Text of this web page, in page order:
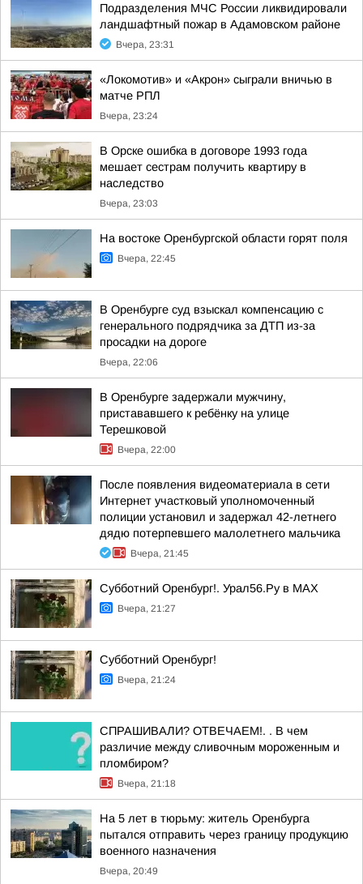
Подразделения МЧС России ликвидировали
ландшафтный пожар в Адамовском районе
Вчера, 23:31
«Локомотив» и «Акрон» сыграли вничью в
матче РПЛ
Вчера, 23:24
В Орске ошибка в договоре 1993 года
мешает сестрам получить квартиру в
наследство
Вчера, 23:03
На востоке Оренбургской области горят поля
Вчера, 22:45
В Оренбурге суд взыскал компенсацию с
генерального подрядчика за ДТП из-за
просадки на дороге
Вчера, 22:06
В Оренбурге задержали мужчину,
пристававшего к ребёнку на улице
Терешковой
Вчера, 22:00
После появления видеоматериала в сети
Интернет участковый уполномоченный
полиции установил и задержал 42-летнего
дядю потерпевшего малолетнего мальчика
Вчера, 21:45
Субботний Оренбург!. Урал56.Ру в МАХ
Вчера, 21:27
Субботний Оренбург!
Вчера, 21:24
СПРАШИВАЛИ? ОТВЕЧАЕМ!. . В чем
различие между сливочным мороженным и
пломбиром?
Вчера, 21:18
На 5 лет в тюрьму: житель Оренбурга
пытался отправить через границу продукцию
военного назначения
Вчера, 20:49